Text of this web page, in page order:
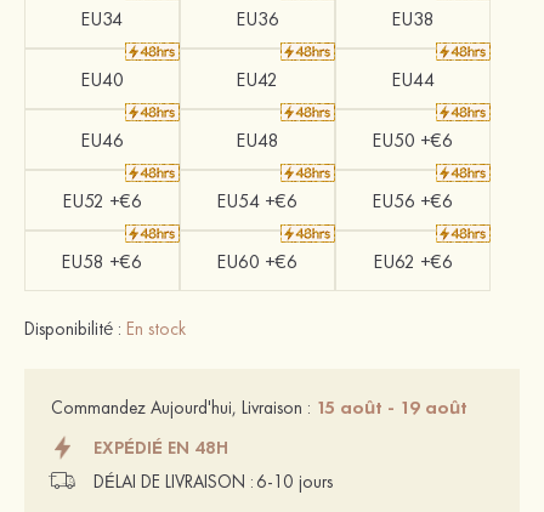
EU34 EU36 EU38
EU40 EU42 EU44
EU46 EU48 EU50 +€6
EU52 +€6 EU54 +€6 EU56 +€6
EU58 +€6 EU60 +€6 EU62 +€6
Disponibilité : En stock
Commandez Aujourd'hui, Livraison : 15 août - 19 août
EXPÉDIÉ EN 48H
DÉLAI DE LIVRAISON : 6-10 jours